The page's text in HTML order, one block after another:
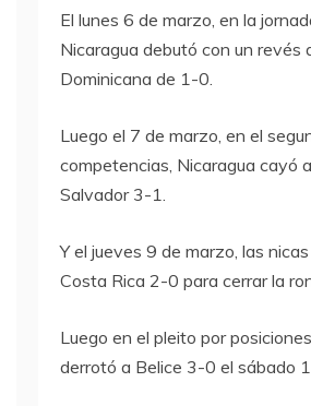
El lunes 6 de marzo, en la
Nicaragua debutó con un revés
Dominicana de 1-0.
Luego el 7 de marzo, en el
competencias, Nicaragua cayó
Salvador 3-1.
Y el jueves 9 de marzo, las
Costa Rica 2-0 para cerrar la
Luego en el pleito por
derrotó a Belice 3-0 el sábado